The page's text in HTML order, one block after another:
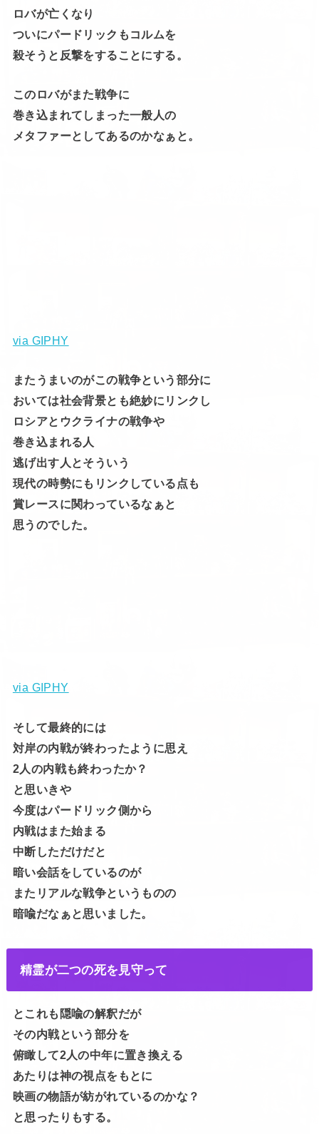
ロバが亡くなり
ついにパードリックもコルムを
殺そうと反撃をすることにする。
このロバがまた戦争に
巻き込まれてしまった一般人の
メタファーとしてあるのかなぁと。
via GIPHY
またうまいのがこの戦争という部分に
おいては社会背景とも絶妙にリンクし
ロシアとウクライナの戦争や
巻き込まれる人
逃げ出す人とそういう
現代の時勢にもリンクしている点も
賞レースに関わっているなぁと
思うのでした。
via GIPHY
そして最終的には
対岸の内戦が終わったように思え
2人の内戦も終わったか？
と思いきや
今度はパードリック側から
内戦はまた始まる
中断しただけだと
暗い会話をしているのが
またリアルな戦争というものの
暗喩だなぁと思いました。
精霊が二つの死を見守って
とこれも隠喩の解釈だが
その内戦という部分を
俯瞰して2人の中年に置き換える
あたりは神の視点をもとに
映画の物語が紡がれているのかな？
と思ったりもする。